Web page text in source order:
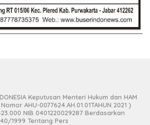
Keputusan Menteri Hukum dan HAM
AHU-0077624.AH.01.01TAHUN 2021 )
NIB 0401220029287 Berdasarkan
1999 Tentang Pers